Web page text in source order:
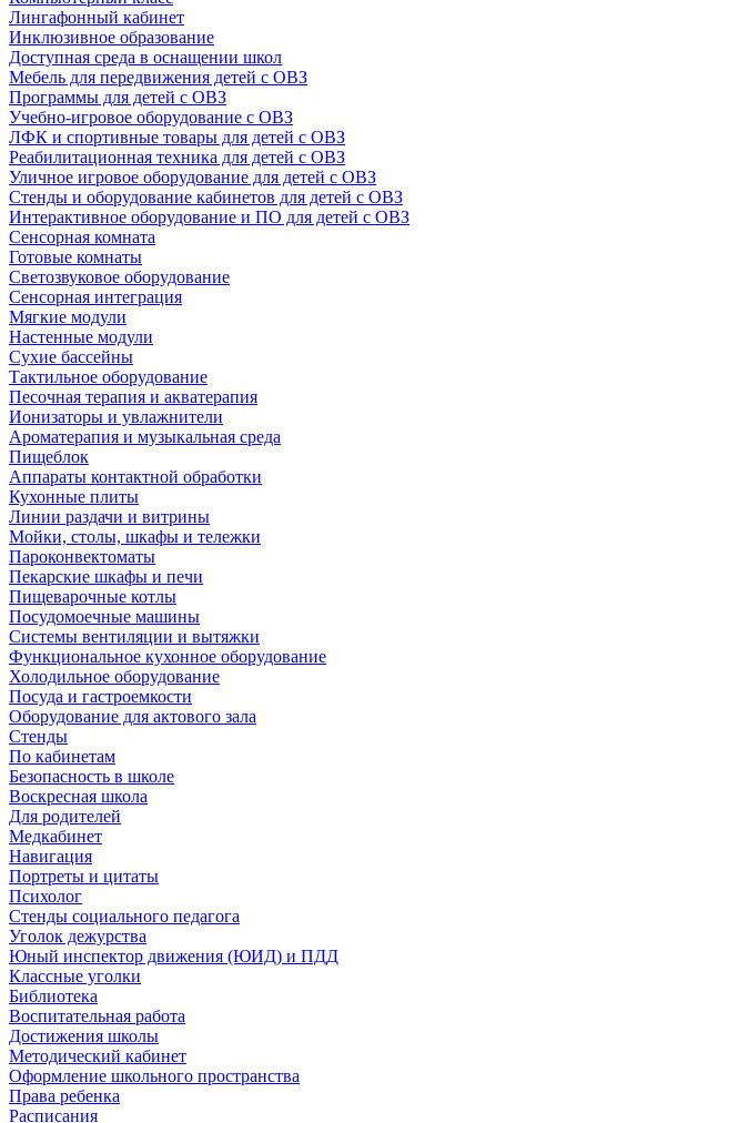
Лингафонный кабинет
Инклюзивное образование
Доступная среда в оснащении школ
Мебель для передвижения детей с ОВЗ
Программы для детей с ОВЗ
Учебно-игровое оборудование с ОВЗ
ЛФК и спортивные товары для детей с ОВЗ
Реабилитационная техника для детей с ОВЗ
Уличное игровое оборудование для детей с ОВЗ
Стенды и оборудование кабинетов для детей с ОВЗ
Интерактивное оборудование и ПО для детей с ОВЗ
Сенсорная комната
Готовые комнаты
Светозвуковое оборудование
Сенсорная интеграция
Мягкие модули
Настенные модули
Сухие бассейны
Тактильное оборудование
Песочная терапия и акватерапия
Ионизаторы и увлажнители
Ароматерапия и музыкальная среда
Пищеблок
Аппараты контактной обработки
Кухонные плиты
Линии раздачи и витрины
Мойки, столы, шкафы и тележки
Пароконвектоматы
Пекарские шкафы и печи
Пищеварочные котлы
Посудомоечные машины
Системы вентиляции и вытяжки
Функциональное кухонное оборудование
Холодильное оборудование
Посуда и гастроемкости
Оборудование для актового зала
Стенды
По кабинетам
Безопасность в школе
Воскресная школа
Для родителей
Медкабинет
Навигация
Портреты и цитаты
Психолог
Стенды социального педагога
Уголок дежурства
Юный инспектор движения (ЮИД) и ПДД
Классные уголки
Библиотека
Воспитательная работа
Достижения школы
Методический кабинет
Оформление школьного пространства
Права ребенка
Расписания